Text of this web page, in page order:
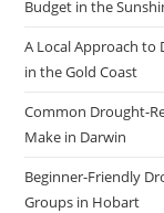
Budget in the
A Local Approach to
in the Gold Coast
Common Drought-
Make in Darwin
Beginner-Friendly
Groups in Hobart